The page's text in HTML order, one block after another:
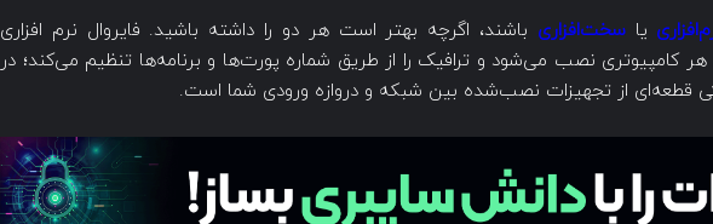
یاسخت‌افزاری باشند، اگرچه بهتر است هر دو را داشته باشید. فایروال نرم افزاری
کامپیوتری نصب می‌شود و ترافیک را از طریق شماره پورت‌ها و برنامه‌ها تنظیم می‌کند؛ در
قطعه‌ای از تجهیزات نصب‌شده بین شبکه و دروازه ورودی شما است.